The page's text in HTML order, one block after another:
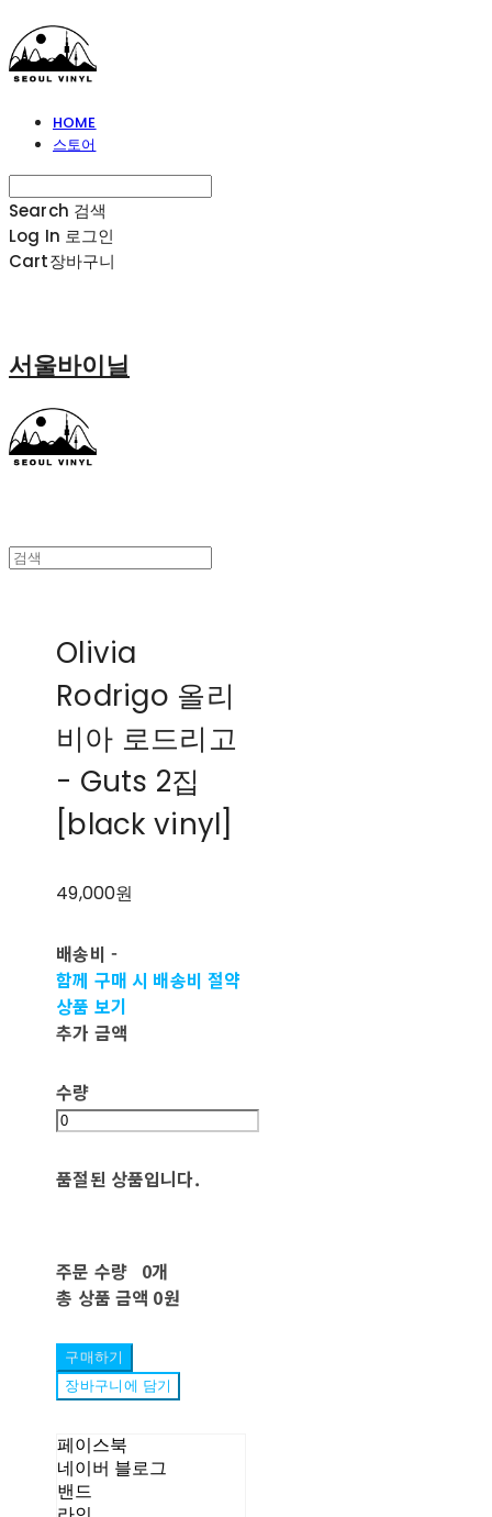
HOME
스토어
Search 검색
Log In 로그인
Cart장바구니
서울바이닐
Olivia
Rodrigo 올리
비아 로드리고
- Guts 2집
[black vinyl]
49,000원
배송비 -
함께 구매 시 배송비 절약
상품 보기
추가 금액
수량
품절된 상품입니다.
주문 수량 0개
총 상품 금액 0원
구매하기
장바구니에 담기
페이스북
네이버 블로그
밴드